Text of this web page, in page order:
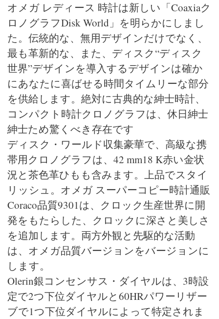
オメガ レディース 時計は新しい「Coaxiaク
ロノグラフDisk World」を明らかにしまし
た。伝統的な、無用デザインだけでなく、
最も革新的な、また、ディスク“ディスク
世界”デザインを導入するデザインは確か
にあなたに喜ばせる時間タイムリーな部分
を供給します。絶対に古典的な紳士時計、
コンパクト時計クロノグラフは、休日紳士
紳士ため驚くべき存在です
ディスク・ワールド収集豪華で、高級な携
帯用クロノグラフは、42 mm18 K赤い金状
況と茶色革ひもも含みます。上品でスタイ
リッシュ。オメガ スーパーコピー時計通販
Coraco品質9301は、クロック生産世界に開
発をもたらした、クロックに深さと美しさ
を追加します。両方外観と先駆的な活動
は、オメガ品質バージョンをバージョンに
します。
Olerin銀コンセンサス・ダイヤルは、3時設
定で2つ下位ダイヤルと60HRパワーリザー
ブで1つ下位ダイヤルによって特定されま